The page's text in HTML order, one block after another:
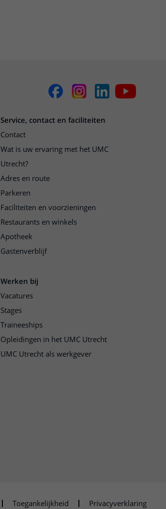
Service, contact en faciliteiten
Contact
Wat is uw ervaring met het UMC
Utrecht?
Adres en route
Parkeren
Faciliteiten en voorzieningen
Restaurants en winkels
Apotheek
Gastenverblijf
Werken bij
Vacatures
Stages
Traineeships
Opleidingen in het UMC Utrecht
UMC Utrecht als werkgever
Toegankelijkheid Privacyverklaring